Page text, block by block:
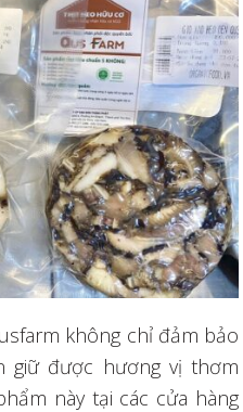
không chỉ đảm bảo
giữ được hương vị thơm
này tại các cửa hàng